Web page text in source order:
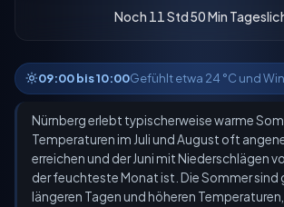
Noch 11 Std 50 Min
09:00 bis 10:00Gefühlt etwa 24 °C und
Nürnberg erlebt typischerweise warme
Temperaturen im Juli und August oft
erreichen und der Juni mit Niederschlägen
der feuchteste Monat ist. Die Sommer sind
längeren Tagen und höheren